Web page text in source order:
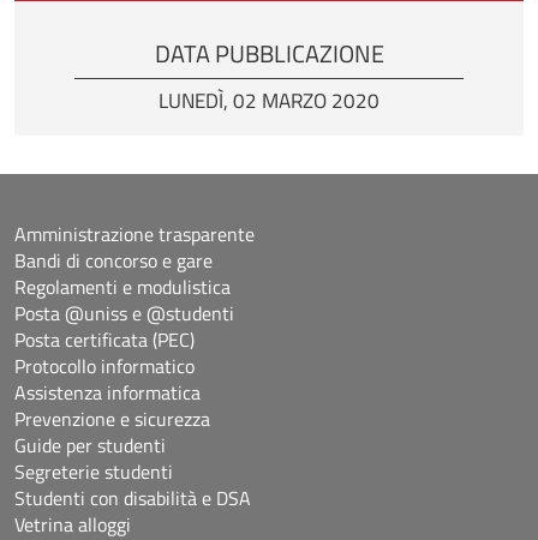
DATA PUBBLICAZIONE
LUNEDÌ, 02 MARZO 2020
Amministrazione trasparente
Bandi di concorso e gare
Regolamenti e modulistica
Posta @uniss e @studenti
Posta certificata (PEC)
Protocollo informatico
Assistenza informatica
Prevenzione e sicurezza
Guide per studenti
Segreterie studenti
Studenti con disabilità e DSA
Vetrina alloggi